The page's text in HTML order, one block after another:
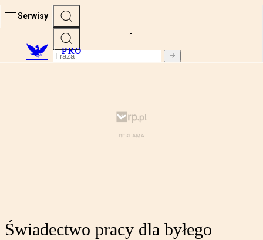
Serwisy
PRO
Świadectwo pracy dla byłego